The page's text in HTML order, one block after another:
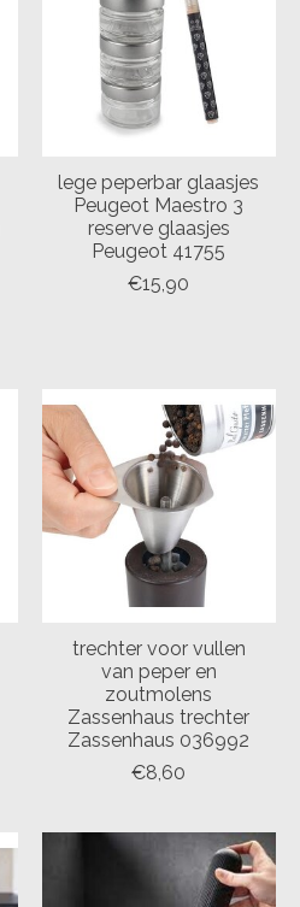
lege peperbar glaasjes
Peugeot Maestro 3
reserve glaasjes
Peugeot 41755
€15,90
trechter voor vullen
van peper en
zoutmolens
Zassenhaus trechter
Zassenhaus 036992
€8,60